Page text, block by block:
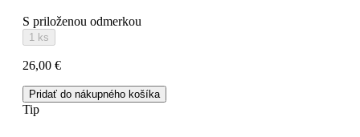
S priloženou odmerkou
1 ks
26,00 €
Pridať do nákupného košíka
Tip